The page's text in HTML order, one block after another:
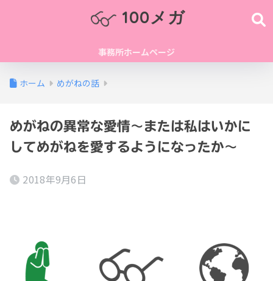
100メガ
事務所ホームページ
ホーム めがねの話
めがねの異常な愛情～または私はいかに
してめがねを愛するようになったか～
2018年9月6日